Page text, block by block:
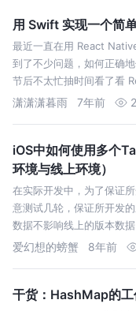
用 Swift 实现一个简
最近一直在用 React
到了不少问题，如何正确
节后不太忙抽时间看了看
React 内部工作原理，参
潇潇潇暮雨 7年前
iOS中如何使用多个
环境与线上环境）
在实际开发中，为了保证
意测试几轮，保证所开发
数据不影响线上的版本数
时候会专门为测试而准备
爱幻想的螃蟹 8年前
干货：HashMap的